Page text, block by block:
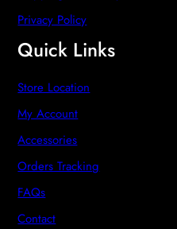
Privacy Policy
Quick Links
Store Location
My Account
Accessories
Orders Tracking
FAQs
Contact